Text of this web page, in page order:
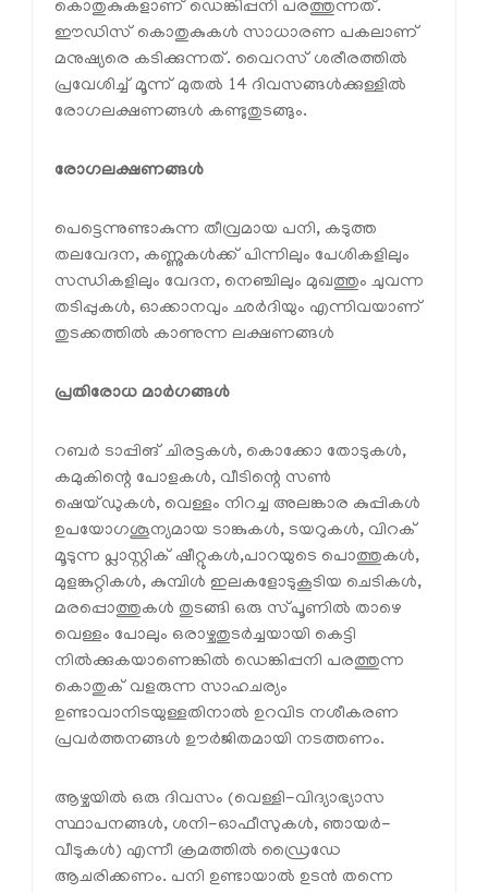
കൊതുകുകളാണ് ഡെങ്കിപ്പനി പരത്തുന്നത്.
ഈഡിസ് കൊതുകുകള്‍ സാധാരണ പകലാണ്
മനുഷ്യരെ കടിക്കുന്നത്. വൈറസ് ശരീരത്തില്‍
പ്രവേശിച്ച് മൂന്ന് മുതല്‍ 14 ദിവസങ്ങള്‍ക്കുള്ളില്‍
രോഗലക്ഷണങ്ങള്‍ കണ്ടുതുടങ്ങും.
രോഗലക്ഷണങ്ങള്‍
പെട്ടെന്നുണ്ടാകുന്ന തീവ്രമായ പനി, കടുത്ത
തലവേദന, കണ്ണുകള്‍ക്ക് പിന്നിലും പേശികളിലും
സന്ധികളിലും വേദന, നെഞ്ചിലും മുഖത്തും ചുവന്ന
തടിപ്പുകള്‍, ഓക്കാനവും ഛര്‍ദിയും എന്നിവയാണ്
തുടക്കത്തില്‍ കാണുന്ന ലക്ഷണങ്ങള്‍
പ്രതിരോധ മാര്‍ഗങ്ങള്‍
റബര്‍ ടാപ്പിങ് ചിരട്ടകള്‍, കൊക്കോ തോടുകള്‍,
കമുകിന്റെ പോളകള്‍, വീടിന്റെ സണ്‍
ഷെയ്ഡുകള്‍, വെള്ളം നിറച്ച അലങ്കാര കുപ്പികള്‍
ഉപയോഗശൂന്യമായ ടാങ്കുകള്‍, ടയറുകള്‍, വിറക്
മൂടുന്ന പ്ലാസ്റ്റിക് ഷീറ്റുകള്‍,പാറയുടെ പൊത്തുകള്‍,
മുളങ്കുറ്റികള്‍, കുമ്പിള്‍ ഇലകളോടുകൂടിയ ചെടികള്‍,
മരപ്പൊത്തുകള്‍ തുടങ്ങി ഒരു സ്പൂണില്‍ താഴെ
വെള്ളം പോലും ഒരാഴ്ചതുടര്‍ച്ചയായി കെട്ടി
നില്‍ക്കുകയാണെങ്കില്‍ ഡെങ്കിപ്പനി പരത്തുന്ന
കൊതുക് വളരുന്ന സാഹചര്യം
ഉണ്ടാവാനിടയുള്ളതിനാല്‍ ഉറവിട നശീകരണ
പ്രവര്‍ത്തനങ്ങള്‍ ഊര്‍ജിതമായി നടത്തണം.
ആഴ്ചയില്‍ ഒരു ദിവസം (വെള്ളി-വിദ്യാഭ്യാസ
സ്ഥാപനങ്ങള്‍, ശനി-ഓഫീസുകള്‍, ഞായര്‍-
വീടുകള്‍) എന്നീ ക്രമത്തില്‍ ഡ്രൈഡേ
ആചരിക്കണം. പനി ഉണ്ടായാല്‍ ഉടന്‍ തന്നെ